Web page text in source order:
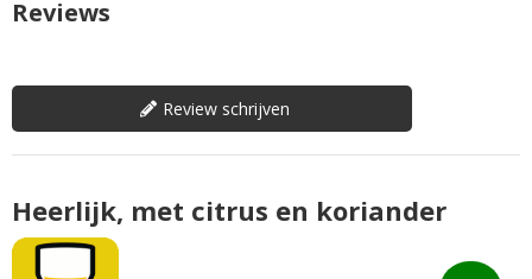
Reviews
Review schrijven
Heerlijk, met citrus en koriander